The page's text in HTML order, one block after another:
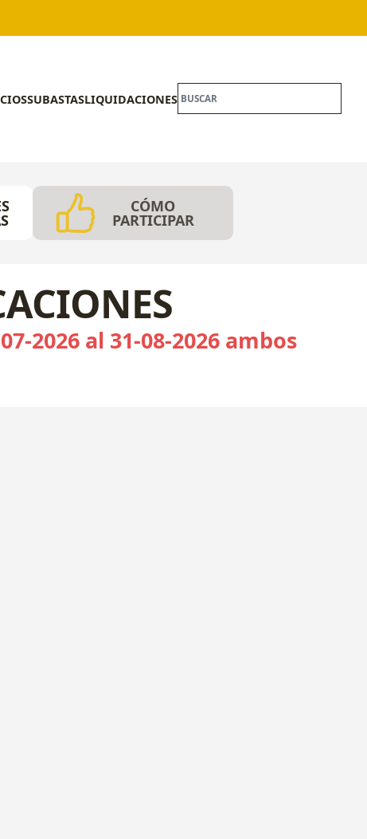
SUBASTASLIQUIDACIONES
CÓMO
PARTICIPAR
2026 al 31-08-2026 ambos